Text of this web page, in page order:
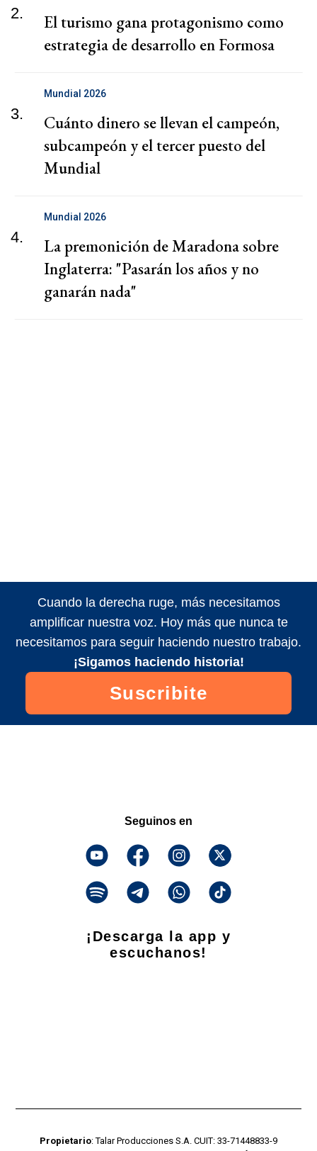
2.
El turismo gana protagonismo como
estrategia de desarrollo en Formosa
3.
Mundial 2026
Cuánto dinero se llevan el campeón,
subcampeón y el tercer puesto del
Mundial
4.
Mundial 2026
La premonición de Maradona sobre
Inglaterra: "Pasarán los años y no
ganarán nada"
Cuando la derecha ruge, más necesitamos
amplificar nuestra voz. Hoy más que nunca te
necesitamos para seguir haciendo nuestro trabajo.
¡Sigamos haciendo historia!
Suscribite
Seguinos en
¡Descarga la app y
escuchanos!
Propietario: Talar Producciones S.A. CUIT: 33-71448833-9